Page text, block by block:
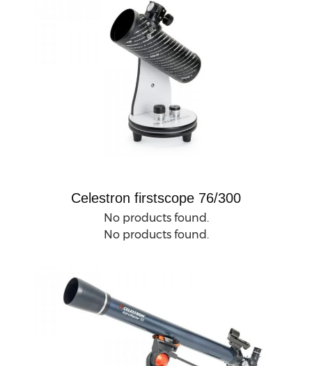
Celestron firstscope 76/300
No products found.
No products found.